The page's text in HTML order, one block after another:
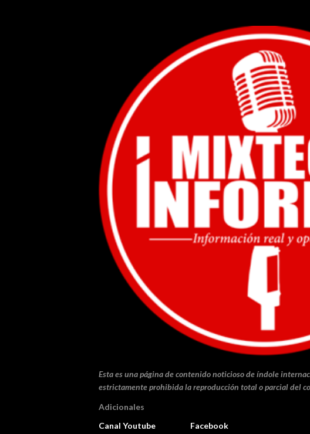
Esta es una página de contenido noticioso de índole
estrictamente prohibida la reproducción total o parcial del
Adicionales
Canal Youtube
Facebook